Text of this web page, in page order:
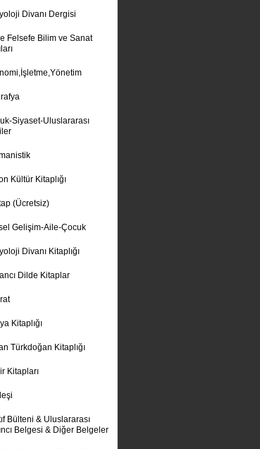
Divanı Dergisi
Felsefe Bilim ve Sanat
Siyaset-Uluslararası
Kültür Kitaplığı
(Ücretsiz)
Gelişim-Aile-Çocuk
Divanı Kitaplığı
Dilde Kitaplar
Kitaplığı
Türkdoğan Kitaplığı
Kitapları
Bülteni & Uluslararası
Belgesi & Diğer Belgeler